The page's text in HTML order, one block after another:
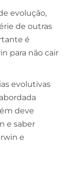
evolução,
de outras
é
para não cair
evolutivas
deve
e saber
e